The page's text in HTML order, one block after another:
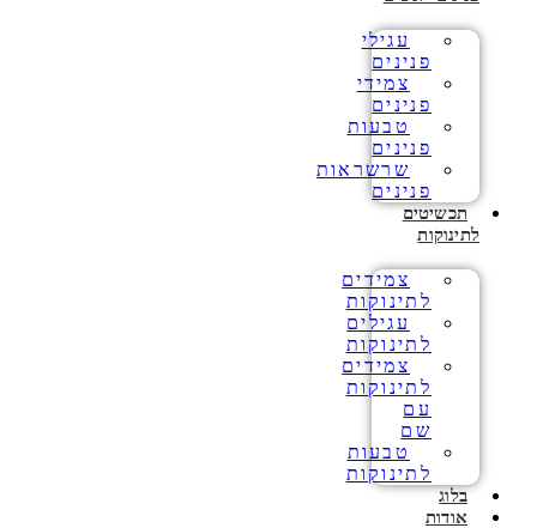
עגילי
פנינים
צמידי
פנינים
טבעות
פנינים
שרשראות
פנינים
תכשיטים
לתינוקות
צמידים
לתינוקות
עגילים
לתינוקות
צמידים
לתינוקות
עם
שם
טבעות
לתינוקות
בלוג
אודות